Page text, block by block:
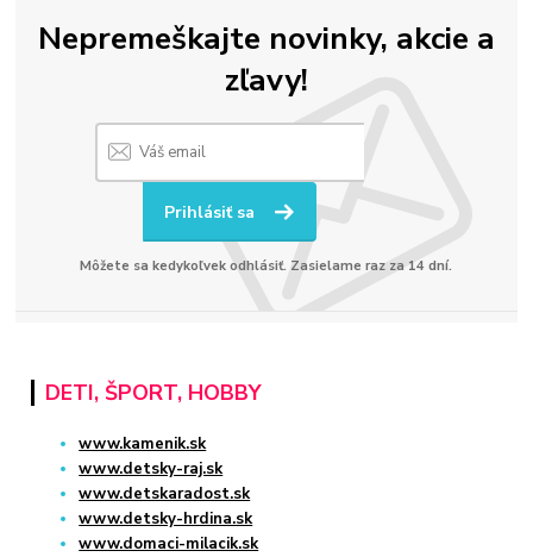
Nepremeškajte novinky, akcie a
zľavy!
Prihlásiť sa
Môžete sa kedykoľvek odhlásiť. Zasielame raz za 14 dní.
DETI, ŠPORT, HOBBY
www.kamenik.sk
www.detsky-raj.sk
www.detskaradost.sk
www.detsky-hrdina.sk
www.domaci-milacik.sk